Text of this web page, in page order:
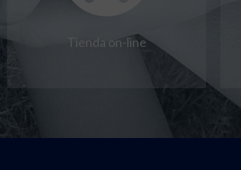
Tienda on-line